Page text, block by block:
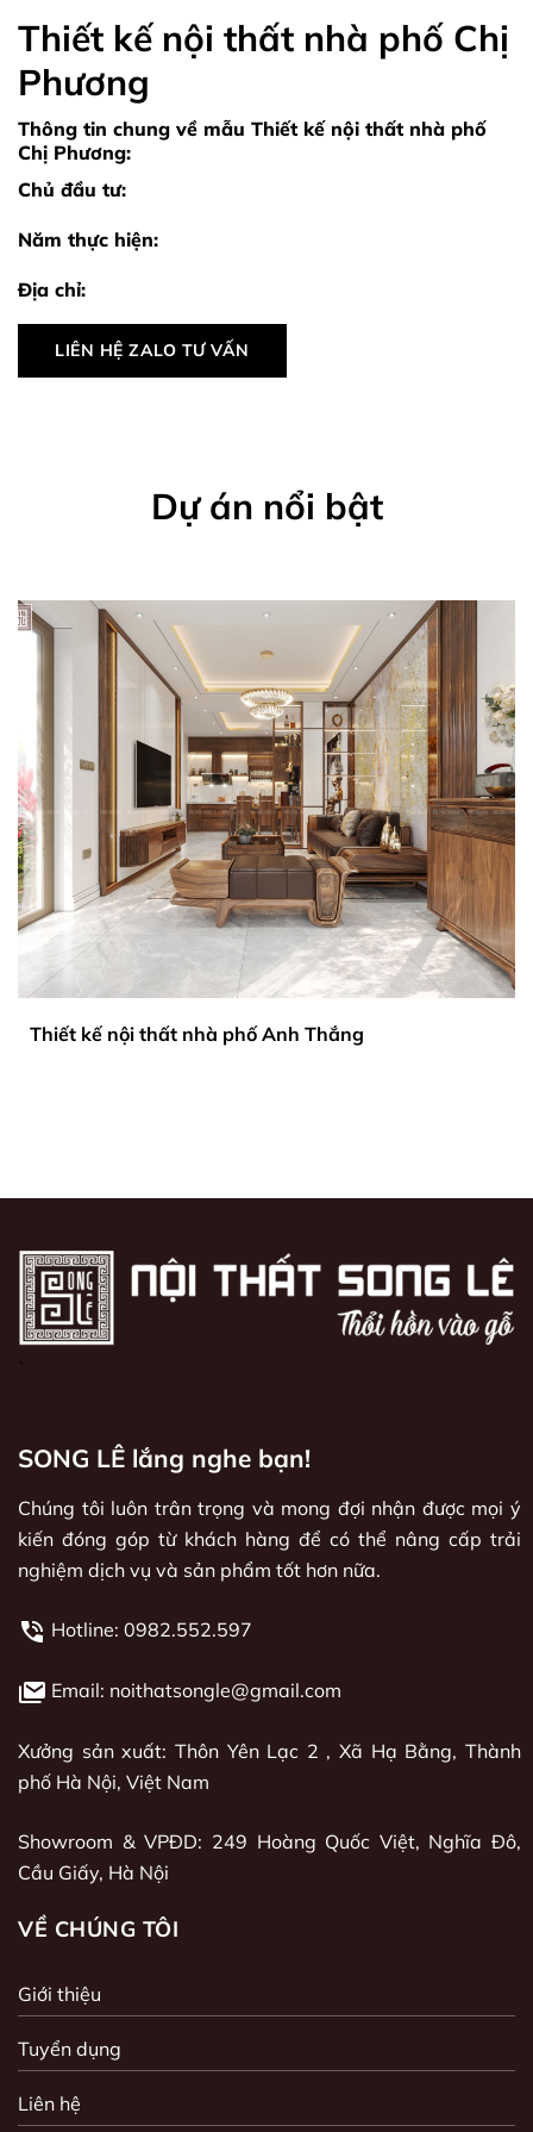
Thiết kế nội thất nhà phố Chị
Phương
Thông tin chung về mẫu Thiết kế nội thất nhà phố
Chị Phương:
Chủ đầu tư:
Năm thực hiện:
Địa chỉ:
LIÊN HỆ ZALO TƯ VẤN
Dự án nổi bật
Thiết kế nội thất nhà phố Anh Thắng
`
SONG LÊ lắng nghe bạn!
Chúng tôi luôn trân trọng và mong đợi nhận được mọi ý
kiến đóng góp từ khách hàng để có thể nâng cấp trải
nghiệm dịch vụ và sản phẩm tốt hơn nữa.
Hotline: 0982.552.597
Email: noithatsongle@gmail.com
Xưởng sản xuất: Thôn Yên Lạc 2 , Xã Hạ Bằng, Thành
phố Hà Nội, Việt Nam
Showroom & VPĐD: 249 Hoàng Quốc Việt, Nghĩa Đô,
Cầu Giấy, Hà Nội
VỀ CHÚNG TÔI
Giới thiệu
Tuyển dụng
Liên hệ